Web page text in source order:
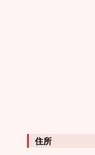
住所